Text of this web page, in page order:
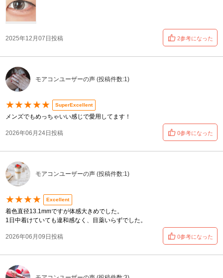
2025年12月07日投稿 2参考になった
モアコンユーザーの声 (投稿件数:1)
★★★★★ SuperExcellent
メンズでもめっちゃいい感じで愛用してます！
2026年06月24日投稿 0参考になった
モアコンユーザーの声 (投稿件数:1)
★★★★ Excellent
着色直径13.1mmですが体感大きめでした。
1日中着けていても違和感なく、目薬いらずでした。
2026年06月09日投稿 0参考になった